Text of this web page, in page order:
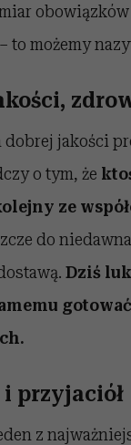
to możemy
jakości
o tym, że
ze
do
Dziś
i przyjaciół
z